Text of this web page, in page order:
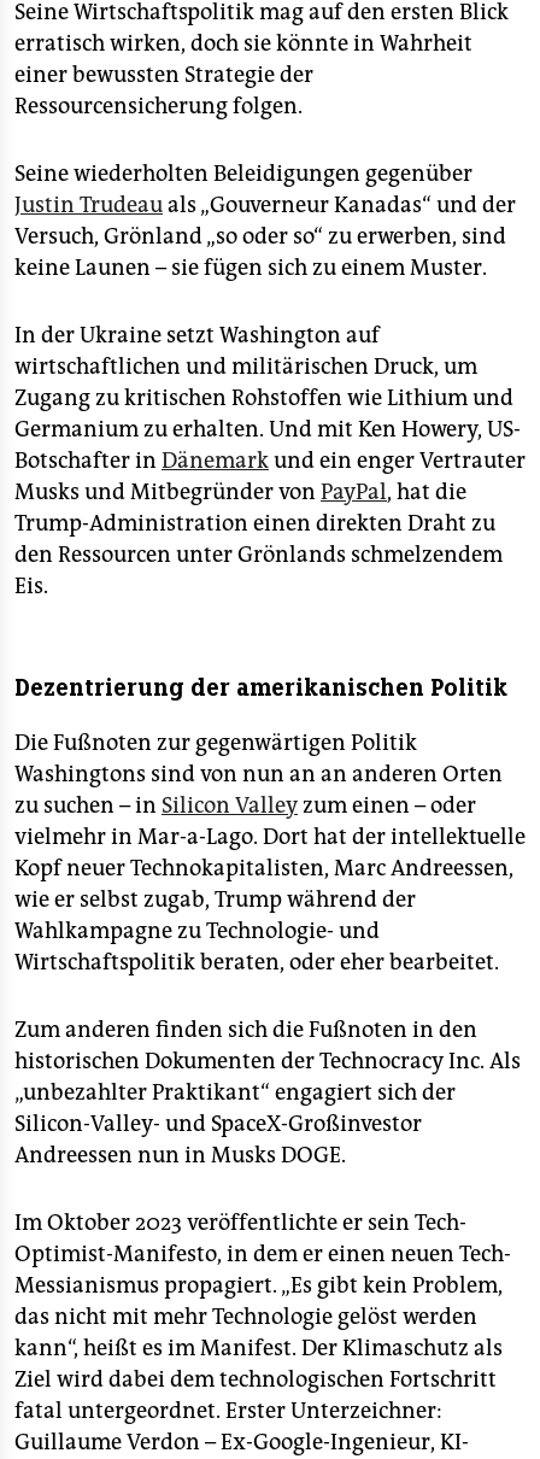
Seine Wirtschaftspolitik mag auf den ersten Blick
erratisch wirken, doch sie könnte in Wahrheit
einer bewussten Strategie der
Ressourcensicherung folgen.
Seine wiederholten Beleidigungen gegenüber
Justin Trudeauals „Gouverneur Kanadas“ und der
Versuch, Grönland „so oder so“ zu erwerben, sind
keine Launen – sie fügen sich zu einem Muster.
In der Ukraine setzt Washington auf
wirtschaftlichen und militärischen Druck, um
Zugang zu kritischen Rohstoffen wie Lithium und
Germanium zu erhalten. Und mit Ken Howery, US-
Botschafter in Dänemarkund ein enger Vertrauter
Musks und Mitbegründer von PayPal, hat die
Trump-Administration einen direkten Draht zu
den Ressourcen unter Grönlands schmelzendem
Eis.
Dezentrierung der amerikanischen Politik
Die Fußnoten zur gegenwärtigen Politik
Washingtons sind von nun an an anderen Orten
zu suchen – in Silicon Valleyzum einen – oder
vielmehr in Mar-a-Lago. Dort hat der intellektuelle
Kopf neuer Technokapitalisten, Marc Andreessen,
wie er selbst zugab, Trump während der
Wahlkampagne zu Technologie- und
Wirtschaftspolitik beraten, oder eher bearbeitet.
Zum anderen finden sich die Fußnoten in den
historischen Dokumenten der Technocracy Inc. Als
„unbezahlter Praktikant“ engagiert sich der
Silicon-Valley- und SpaceX-Großinvestor
Andreessen nun in Musks DOGE.
Im Oktober 2023 veröffentlichte er sein Tech-
Optimist-Manifesto, in dem er einen neuen Tech-
Messianismus propagiert. „Es gibt kein Problem,
das nicht mit mehr Technologie gelöst werden
kann“, heißt es im Manifest. Der Klimaschutz als
Ziel wird dabei dem technologischen Fortschritt
fatal untergeordnet. Erster Unterzeichner:
Guillaume Verdon – Ex-Google-Ingenieur, KI-